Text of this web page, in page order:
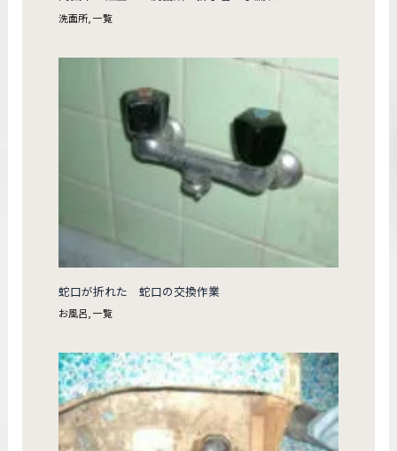
洗面所 ,一覧
蛇口が折れた 蛇口の交換作業
お風呂,一覧